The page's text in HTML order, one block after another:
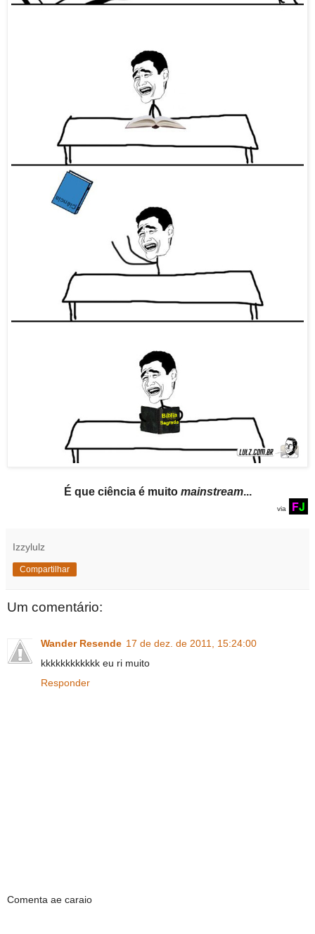
É que ciência é muito mainstream...
via FJ
Izzylulz
Compartilhar
Um comentário:
Wander Resende 17 de dez. de 2011, 15:24:00
kkkkkkkkkkkk eu ri muito
Responder
Comenta ae caraio